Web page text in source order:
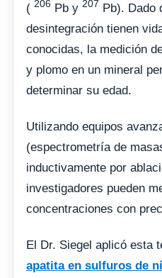
( 206 Pb y 207 Pb). Dado
desintegración tienen
conocidas, la medición
y plomo en un mineral
determinar su edad.
Utilizando equipos
(espectrometría de
inductivamente por
investigadores pueden
concentraciones con
El Dr. Siegel aplicó esta
apatita en sulfuros de